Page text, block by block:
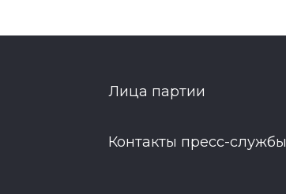
Лица партии
Контакты пресс-службы